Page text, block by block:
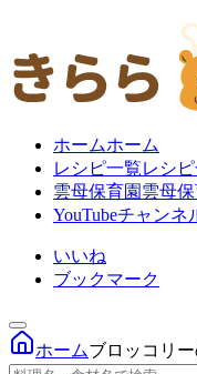
ホームホーム
レシピ一覧レシ
雲母保育園 雲母保
YouTubeチャンネ
いいね
ブックマーク
ホームブロッコリ